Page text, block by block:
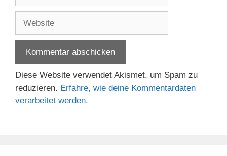
Adresse
Diese Website verwendet Akismet, um Spam zu
reduzieren. Erfahre, wie deine Kommentardaten
verarbeitet werden.